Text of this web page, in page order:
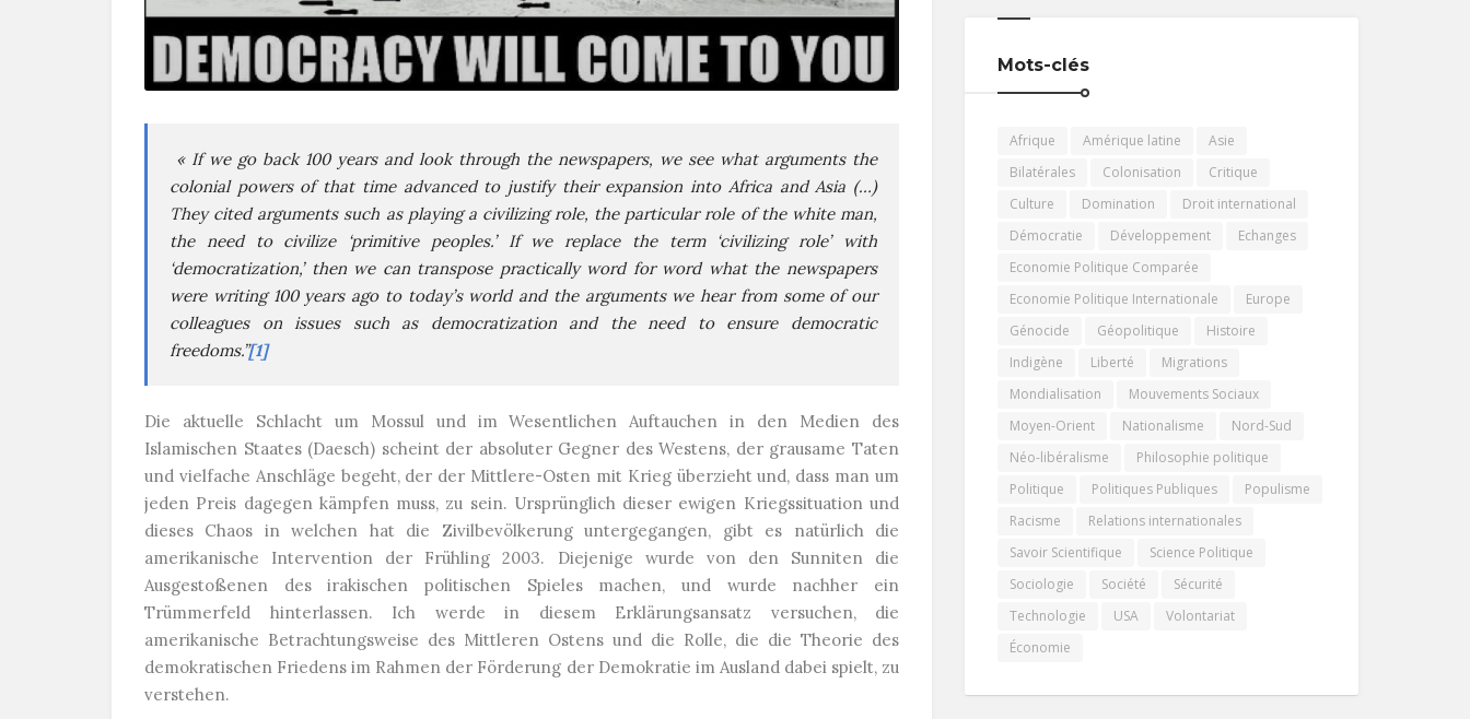
« If we go back 100 years and look through the newspapers, we see what arguments the
colonial powers of that time advanced to justify their expansion into Africa and Asia (…)
They cited arguments such as playing a civilizing role, the particular role of the white man,
the need to civilize ‘primitive peoples.’ If we replace the term ‘civilizing role’ with
‘democratization,’ then we can transpose practically word for word what the newspapers
were writing 100 years ago to today’s world and the arguments we hear from some of our
colleagues on issues such as democratization and the need to ensure democratic
freedoms.”[1]
Die aktuelle Schlacht um Mossul und im Wesentlichen Auftauchen in den Medien des
Islamischen Staates (Daesch) scheint der absoluter Gegner des Westens, der grausame Taten
und vielfache Anschläge begeht, der der Mittlere-Osten mit Krieg überzieht und, dass man um
jeden Preis dagegen kämpfen muss, zu sein. Ursprünglich dieser ewigen Kriegssituation und
dieses Chaos in welchen hat die Zivilbevölkerung untergegangen, gibt es natürlich die
amerikanische Intervention der Frühling 2003. Diejenige wurde von den Sunniten die
Ausgestoßenen des irakischen politischen Spieles machen, und wurde nachher ein
Trümmerfeld hinterlassen. Ich werde in diesem Erklärungsansatz versuchen, die
amerikanische Betrachtungsweise des Mittleren Ostens und die Rolle, die die Theorie des
demokratischen Friedens im Rahmen der Förderung der Demokratie im Ausland dabei spielt, zu
verstehen.
Mots-clés
Afrique Amérique latine
Asie
Bilatérales
Colonisation
Critique
Culture
Domination
Droit international
Démocratie
Développement
Echanges
Economie Politique Comparée
Economie Politique Internationale
Europe
Génocide
Géopolitique
Histoire
Indigène
Liberté
Migrations
Mondialisation
Mouvements Sociaux
Moyen-Orient
Nationalisme
Nord-Sud
Néo-libéralisme
Philosophie politique
Politique
Politiques Publiques
Populisme
Racisme
Relations internationales
Savoir Scientifique
Science Politique
Sociologie
Société
Sécurité
Technologie
USA
Volontariat
Économie